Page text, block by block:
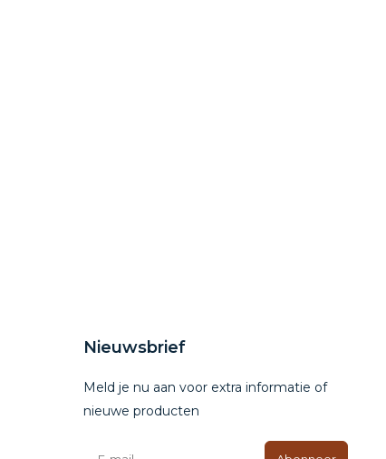
Nieuwsbrief
Meld je nu aan voor extra informatie of
nieuwe producten